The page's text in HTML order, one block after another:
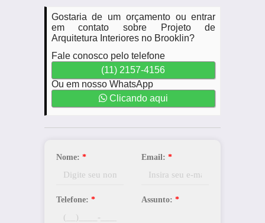
Gostaria de um orçamento ou entrar
em contato sobre Projeto de
Arquitetura Interiores no Brooklin?
Fale conosco pelo telefone
(11) 2157-4156
Ou em nosso WhatsApp
Clicando aqui
Nome: * Email: *
Telefone: * Assunto: *